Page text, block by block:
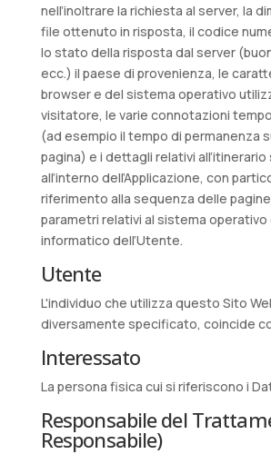
nell’inoltrare la richiesta al server, la
file ottenuto in risposta, il codice
lo stato della risposta dal server
ecc.) il paese di provenienza, le
browser e del sistema operativo
visitatore, le varie connotazioni
(ad esempio il tempo di permanenza
pagina) e i dettagli relativi
all’interno dell’Applicazione, con
riferimento alla sequenza delle
parametri relativi al sistema operativo
informatico dell’Utente.
Utente
L'individuo che utilizza questo Sito
diversamente specificato, coincide
Interessato
La persona fisica cui si riferiscono i
Responsabile del
Responsabile)